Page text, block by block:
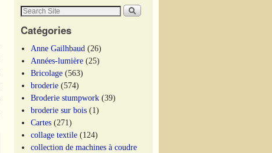
Catégories
Anne Gailhbaud (26)
Années-lumière (25)
Bricolage (563)
broderie (574)
Broderie stumpwork (39)
broderie sur bois (1)
Cartes (271)
collage textile (124)
collection de machines à coudre